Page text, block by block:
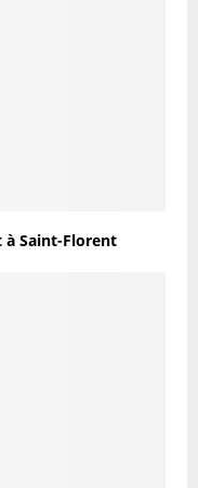
à Saint-Florent